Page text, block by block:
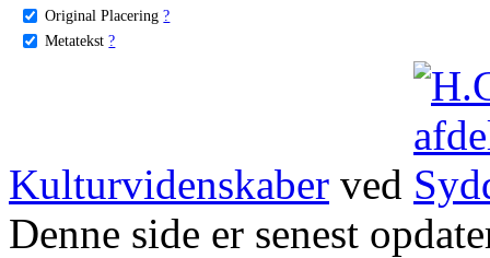
Original Placering ?
Metatekst ?
Kulturvidenskaber ved
Denne side er senest